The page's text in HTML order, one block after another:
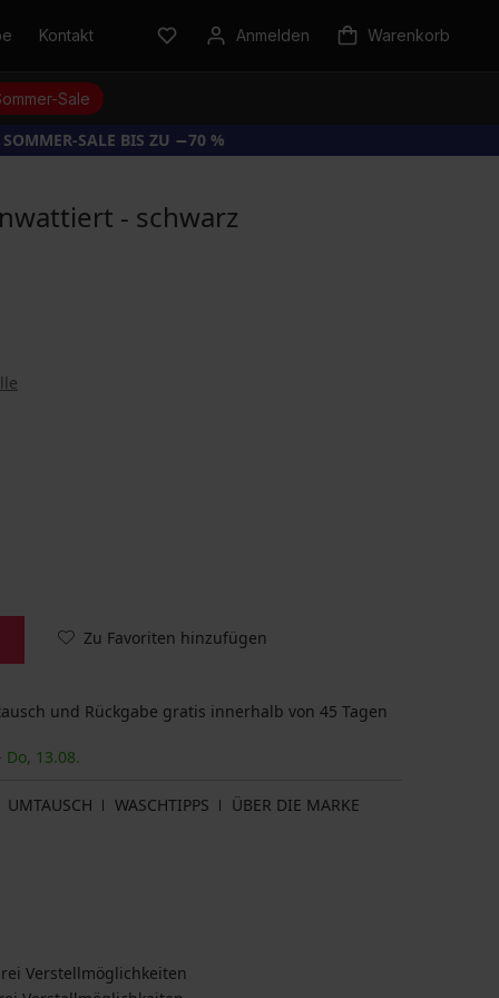
Kontakt Anmelden Warenkorb
Sale
SOMMER-SALE BIS ZU −70 %
- schwarz
Zu Favoriten hinzufügen
und Rückgabe gratis innerhalb von 45 Tagen
13.08.
UMTAUSCH WASCHTIPPS
ÜBER DIE MARKE
Verstellmöglichkeiten